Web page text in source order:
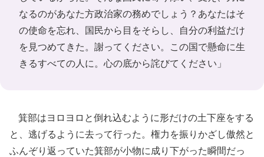
なるのがあなた方政治家の務めでしょう？あなたはそ
の使命を忘れ、国民から目をそらし、自分の利益だけ
を見つめてきた。謝ってください。この国で懸命に生
きるすべての人に。心の底から詫びてください」
箕部はヨロヨロと倒れ込むように形だけの土下座をする
と、逃げるように去って行った。権力を振りかざし傲然と
ふんぞり返っていた箕部が小物に成り下がった瞬間だっ